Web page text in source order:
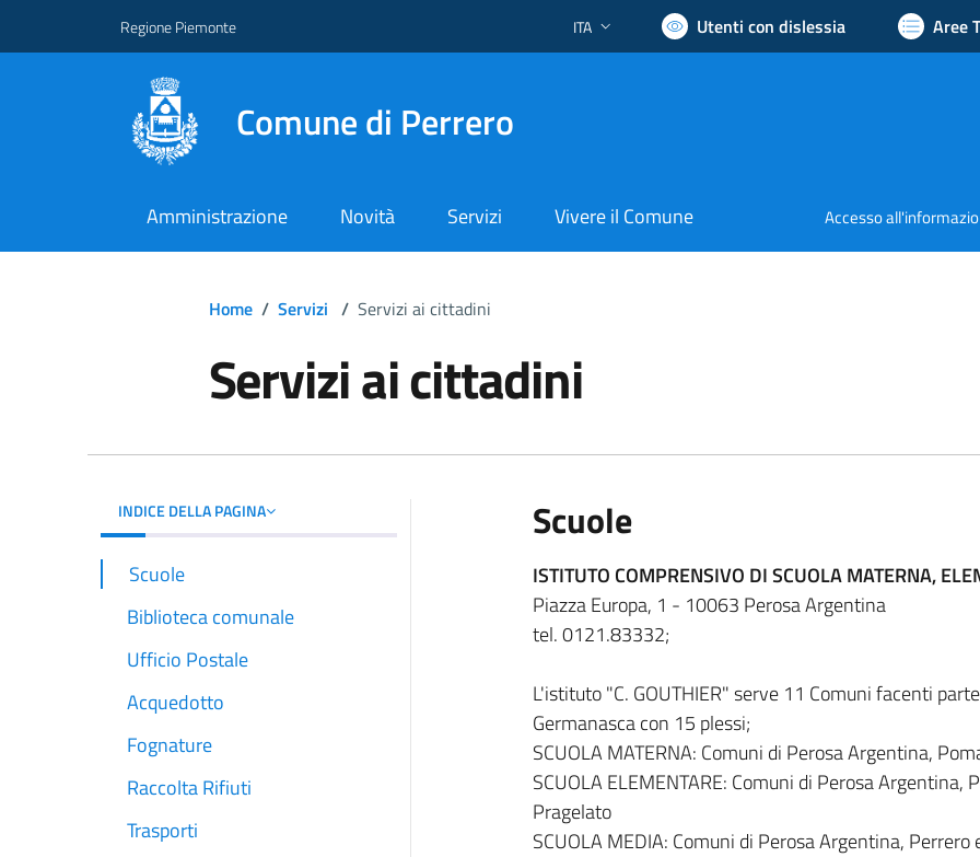
Regione Piemonte Lingua attiva:
ITA Utenti con dislessia Aree
Comune di Perrero
Amministrazione Novità Servizi Vivere il Comune Accesso
Home / Servizi / Servizi ai cittadini
Servizi ai cittadini
INDICE DELLA PAGINA
Scuole
Biblioteca comunale
Ufficio Postale
Acquedotto
Fognature
Raccolta Rifiuti
Trasporti
Scuole
ISTITUTO COMPRENSIVO DI SCUOLA MATERNA,
Piazza Europa, 1 - 10063 Perosa Argentina
tel. 0121.83332;
L'istituto "C. GOUTHIER" serve 11 Comuni facenti
Germanasca con 15 plessi;
SCUOLA MATERNA: Comuni di Perosa Argentina,
SCUOLA ELEMENTARE: Comuni di Perosa
Pragelato
SCUOLA MEDIA: Comuni di Perosa Argentina, Perrero